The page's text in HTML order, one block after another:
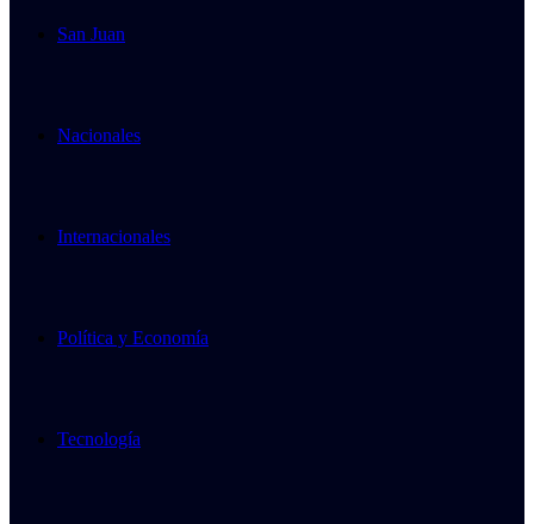
San Juan
Nacionales
Internacionales
Política y Economía
Tecnología